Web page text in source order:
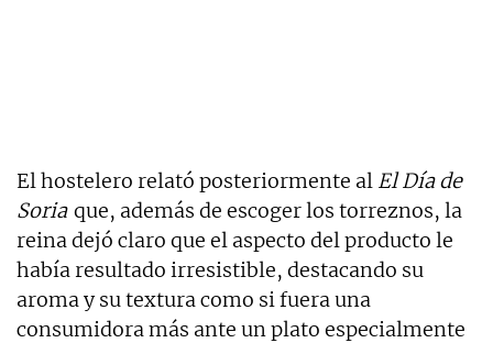
El hostelero relató posteriormente al El Día de
Soria que, además de escoger los torreznos, la
reina dejó claro que el aspecto del producto le
había resultado irresistible, destacando su
aroma y su textura como si fuera una
consumidora más ante un plato especialmente